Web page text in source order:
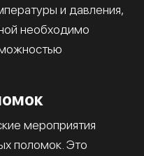
и давления,
необходимо
мероприятия
поломок. Это